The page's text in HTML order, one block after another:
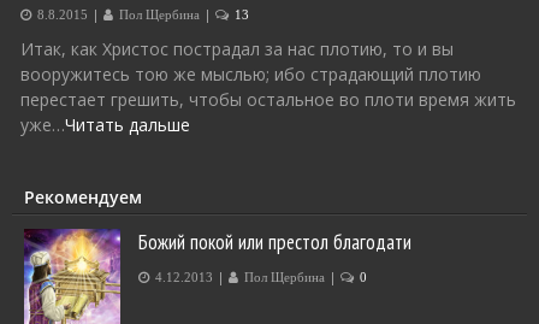
8.8.2015 | Пол Щербина | 13
Итак, как Христос пострадал за нас плотию, то и вы
вооружитесь тою же мыслью; ибо страдающий плотию
перестает грешить, чтобы остальное во плоти время жить
уже…Читать дальше
Рекомендуем
Божий покой или престол благодати
4.12.2013 | Пол Щербина | 0